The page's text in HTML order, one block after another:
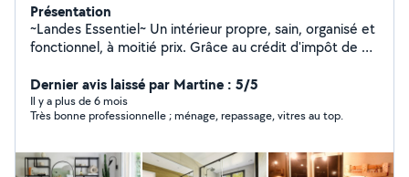
Présentation
~Landes Essentiel~ Un intérieur propre, sain, organisé et
fonctionnel, à moitié prix. Grâce au crédit d'impôt de 50
de vos prestations, sans avancer la totalité des frais.*
~Ménage soigné régulier ou ponctuel. ~Nettoyage en
profondeur des canapés, tapis et matelas
tri, rangement, entrée ou sortie de location, préparation
Dernier avis laissé par Martine : 5/5
Il y a plus de 6 mois
Très bonne professionnelle ; ménage, repassage, vitres au top.